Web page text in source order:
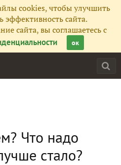
cookies, чтобы улучшить
эффективность сайта.
сайта, вы соглашаетесь с
ок
Что надо
стало?